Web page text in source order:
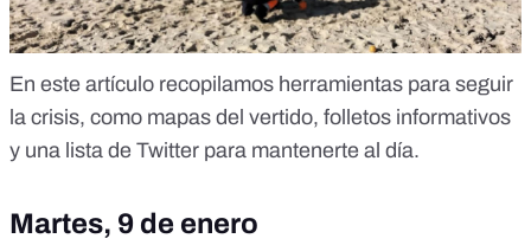
En este artículo recopilamos herramientas para seguir
la crisis, como mapas del vertido, folletos informativos
y una lista de Twitter para mantenerte al día.
Martes, 9 de enero